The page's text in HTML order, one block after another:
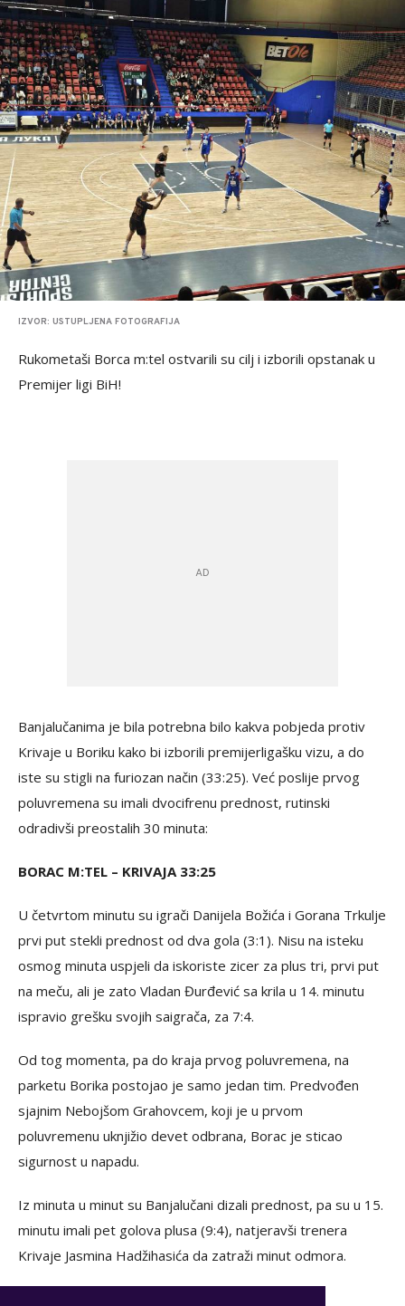
IZVOR: USTUPLJENA FOTOGRAFIJA
Rukometaši Borca m:tel ostvarili su cilj i izborili opstanak u
Premijer ligi BiH!
Banjalučanima je bila potrebna bilo kakva pobjeda protiv
Krivaje u Boriku kako bi izborili premijerligašku vizu, a do
iste su stigli na furiozan način (33:25). Već poslije prvog
poluvremena su imali dvocifrenu prednost, rutinski
odradivši preostalih 30 minuta:
BORAC M:TEL – KRIVAJA 33:25
U četvrtom minutu su igrači Danijela Božića i Gorana Trkulje
prvi put stekli prednost od dva gola (3:1). Nisu na isteku
osmog minuta uspjeli da iskoriste zicer za plus tri, prvi put
na meču, ali je zato Vladan Đurđević sa krila u 14. minutu
ispravio grešku svojih saigrača, za 7:4.
Od tog momenta, pa do kraja prvog poluvremena, na
parketu Borika postojao je samo jedan tim. Predvođen
sjajnim Nebojšom Grahovcem, koji je u prvom
poluvremenu uknjižio devet odbrana, Borac je sticao
sigurnost u napadu.
Iz minuta u minut su Banjalučani dizali prednost, pa su u 15.
minutu imali pet golova plusa (9:4), natjeravši trenera
Krivaje Jasmina Hadžihasića da zatraži minut odmora.